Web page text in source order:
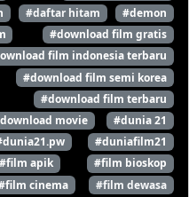
#daftar hitam
#demon
#download film gratis
film indonesia terbaru
#download film semi korea
#download film terbaru
movie
#dunia 21
#duniafilm21
#film apik
#film bioskop
cinema
#film dewasa